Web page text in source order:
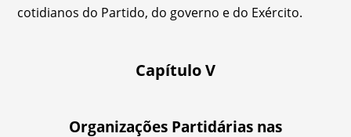
cotidianos do Partido, do governo e do Exército.
Capítulo V
Organizações Partidárias nas